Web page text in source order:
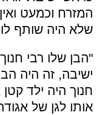
המזרח וכמעט
שלא היה שותף
"הבן שלו רבי
ישיבה, זה היה
חנוך היה ילד
אותו לגן של